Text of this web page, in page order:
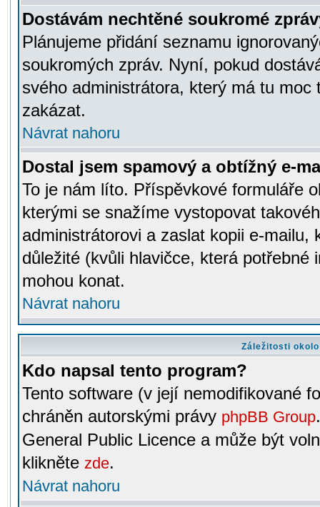
Dostávám nechtěné soukromé
Plánujeme přidání seznamu
soukromých zpráv. Nyní, pokud
svého administrátora, který má tu
zakázat.
Návrat nahoru
Dostal jsem spamový a obtížný e-
To je nám líto. Příspěvkové formuláře
kterými se snažíme vystopovat
administrátorovi a zaslat kopii e-mailu,
důležité (kvůli hlavičce, která potřebné
mohou konat.
Návrat nahoru
Záležitosti
Kdo napsal tento program?
Tento software (v její nemodifikované
chráněn autorskými právy phpBB Group
General Public Licence a může být
klikněte zde.
Návrat nahoru